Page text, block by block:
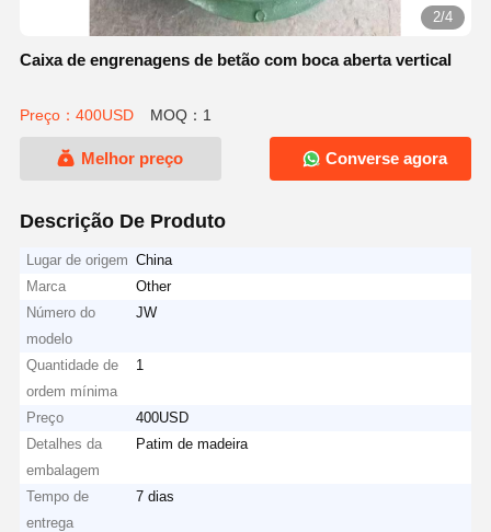
2/4
Caixa de engrenagens de betão com boca aberta vertical
Preço：400USD MOQ：1
Melhor preço Converse agora
Descrição De Produto
Lugar de origem China
Marca
Other
Número do
modelo
JW
Quantidade de
ordem mínima
1
Preço
400USD
Detalhes da
embalagem
Patim de madeira
Tempo de
entrega
7 dias